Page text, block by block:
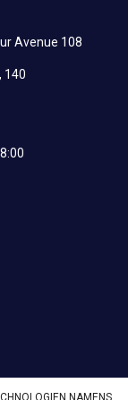
Avenue 108
140
NAMENS